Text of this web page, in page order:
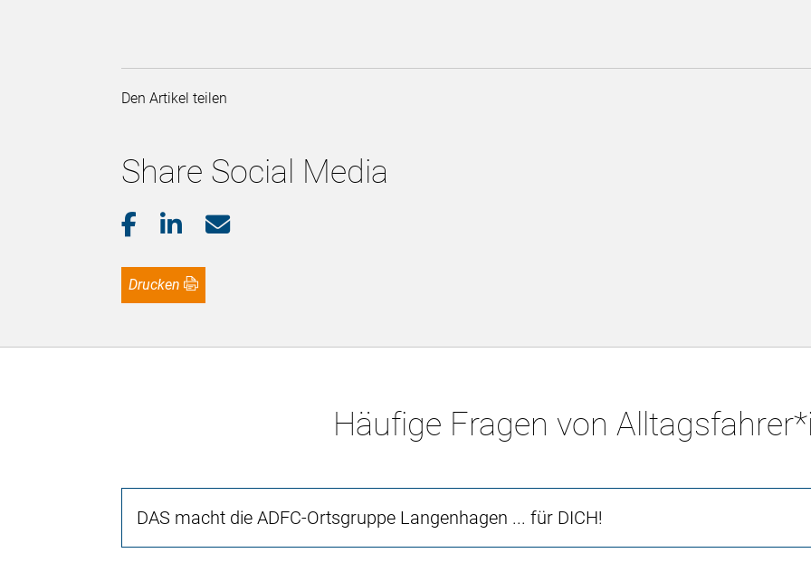
Den Artikel teilen
Share Social Media
Drucken
Häufige Fragen von
DAS macht die ADFC-Ortsgruppe Langenhagen ... für DICH!